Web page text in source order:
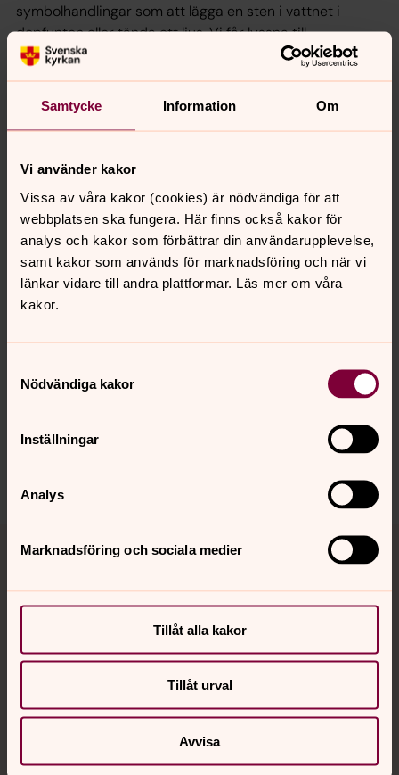
Samtycke Information Om
Vi använder kakor
Vissa av våra kakor (cookies) är nödvändiga för att
webbplatsen ska fungera. Här finns också kakor för
analys och kakor som förbättrar din användarupplevelse,
samt kakor som används för marknadsföring och när vi
länkar vidare till andra plattformar. Läs mer om våra
kakor.
Nödvändiga kakor
Inställningar
Analys
Marknadsföring och sociala medier
Tillåt alla kakor
Tillåt urval
Avvisa
symbolhandlingar som att lägga en sten i vattnet i
dopfunten eller tända ett ljus. Vi får lyssna till
meditationer. Vi får sjunga psalmer och lyssna till
mässa - väl värd att vara med i!
Söndag 4 februari 18.00
Söndag 4 mars 18.00
Söndag 15 april 18.00
i Resteröds kyrka
VARMT VÄLKOMNA!
Senast ändrad 16 april 2018
Synpunkter eller frågor på sidans
ljungskile.forsamling@svenskakyrkan.se